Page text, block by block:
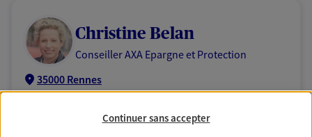
Christine Belan
Conseiller AXA Epargne et Protection
35000 Rennes
06 25 57 65 87
Continuer sans accepter